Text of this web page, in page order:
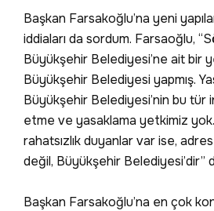
Başkan Farsakoğlu’na yeni
iddiaları da sordum. Farsaoğlu,
Büyükşehir Belediyesi’ne ait bir
Büyükşehir Belediyesi yapmış.
Büyükşehir Belediyesi’nin bu tür
etme ve yasaklama yetkimiz
rahatsızlık duyanlar var ise,
değil, Büyükşehir Belediyesi’dir”
Başkan Farsakoğlu’na en çok